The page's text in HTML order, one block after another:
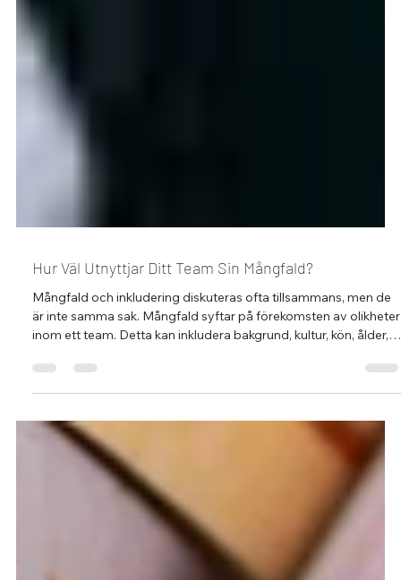
Hur Väl Utnyttjar Ditt Team Sin Mångfald?
Mångfald och inkludering diskuteras ofta tillsammans, men de
är inte samma sak. Mångfald syftar på förekomsten av olikheter
inom ett team. Detta kan inkludera bakgrund, kultur, kön, ålder,